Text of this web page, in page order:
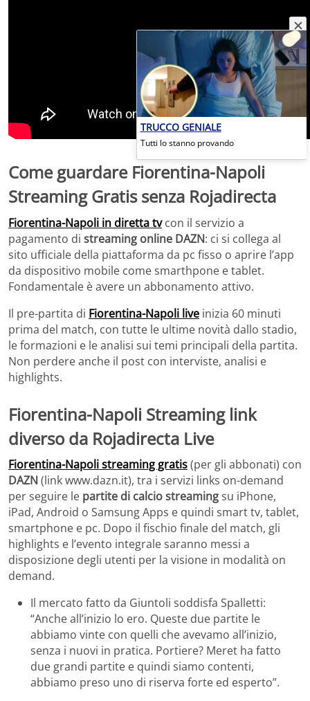
Come guardare Fiorentina-Napoli
Streaming Gratis senza Rojadirecta
Fiorentina-Napoli in diretta tvcon il servizio a
pagamento di streaming online DAZN: ci si collega al
sito ufficiale della piattaforma da pc fisso o aprire l’app
da dispositivo mobile come smarthpone e tablet.
Fondamentale è avere un abbonamento attivo.
Il pre-partita di Fiorentina-Napoli live inizia 60 minuti
prima del match, con tutte le ultime novità dallo stadio,
le formazioni e le analisi sui temi principali della partita.
Non perdere anche il post con interviste, analisi e
highlights.
Fiorentina-Napoli Streaming link
diverso da Rojadirecta Live
Fiorentina-Napoli streaming gratis(per gli abbonati) con
DAZN(link www.dazn.it), tra i servizi links on-demand
per seguire le partite di calcio streamingsu iPhone,
iPad, Android o Samsung Apps e quindi smart tv, tablet,
smartphone e pc. Dopo il fischio finale del match, gli
highlights e l’evento integrale saranno messi a
disposizione degli utenti per la visione in modalità on
demand.
Il mercato fatto da Giuntoli soddisfa Spalletti:
“Anche all’inizio lo ero. Queste due partite le
abbiamo vinte con quelli che avevamo all’inizio,
senza i nuovi in pratica. Portiere? Meret ha fatto
due grandi partite e quindi siamo contenti,
abbiamo preso uno di riserva forte ed esperto”.
TRUCCO GENIALE
Tutti lo stanno provando